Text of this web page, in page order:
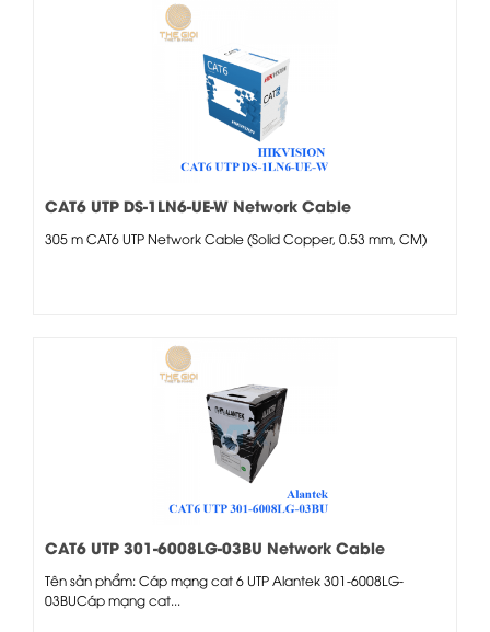
CAT6 UTP DS-1LN6-UE-W Network Cable
305 m CAT6 UTP Network Cable (Solid Copper, 0.53 mm, CM)
CAT6 UTP 301-6008LG-03BU Network Cable
Tên sản phẩm: Cáp mạng cat 6 UTP Alantek 301-6008LG-
03BUCáp mạng cat...